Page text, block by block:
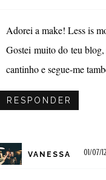
Adorei a make! Less is
Gostei muito do teu
cantinho e segue-me
RESPONDER
VANESSA 01/07/